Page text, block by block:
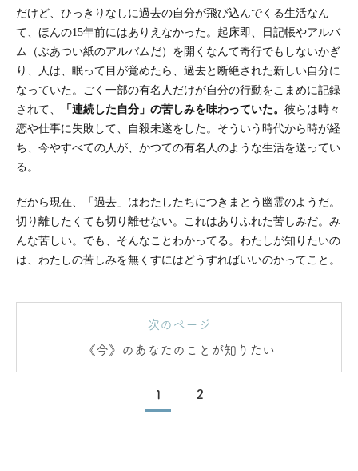
だけど、ひっきりなしに過去の自分が飛び込んでくる生活なん
て、ほんの15年前にはありえなかった。起床即、日記帳やアルバ
ム（ぶあつい紙のアルバムだ）を開くなんて奇行でもしないかぎ
り、人は、眠って目が覚めたら、過去と断絶された新しい自分に
なっていた。ごく一部の有名人だけが自分の行動をこまめに記録
されて、
「連続した自分」の苦しみを味わっていた。 彼らは時々
恋や仕事に失敗して、自殺未遂をした。そういう時代から時が経
ち、今やすべての人が、かつての有名人のような生活を送ってい
る。
だから現在、「過去」はわたしたちにつきまとう幽霊のようだ。
切り離したくても切り離せない。これはありふれた苦しみだ。み
んな苦しい。でも、そんなことわかってる。わたしが知りたいの
は、わたしの苦しみを無くすにはどうすればいいのかってこと。
次のページ
《今》のあなたのことが知りたい
1 2